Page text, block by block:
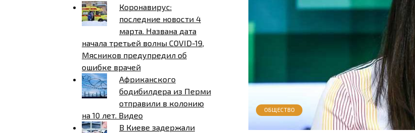
ОБЩЕСТВО
Коронавирус:
последние новости 4
марта. Названа дата
начала третьей волны COVID-19,
Мясников предупредил об
ошибке врачей
Африканского
бодибилдера из Перми
отправили в колонию
на 10 лет. Видео
В Киеве задержали